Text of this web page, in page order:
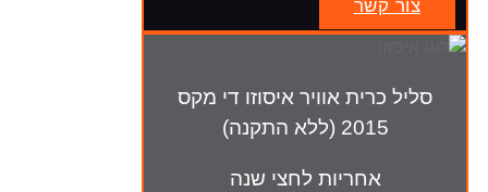
צור קשר
סליל כרית אוויר איסוזו די מקס
2015 (ללא התקנה)
אחריות לחצי שנה